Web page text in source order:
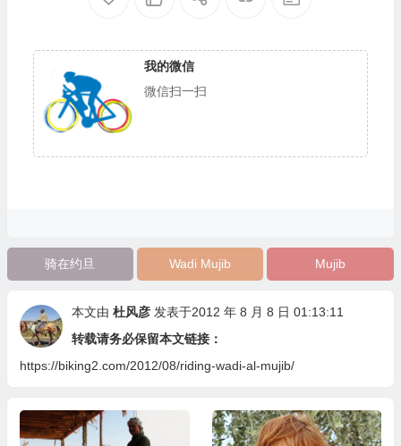
我的微信
微信扫一扫
骑在约旦 Wadi Mujib Mujib
本文由 杜风彦 发表于2012 年 8 月 8 日 01:13:11
转载请务必保留本文链接：
https://biking2.com/2012/08/riding-wadi-al-mujib/